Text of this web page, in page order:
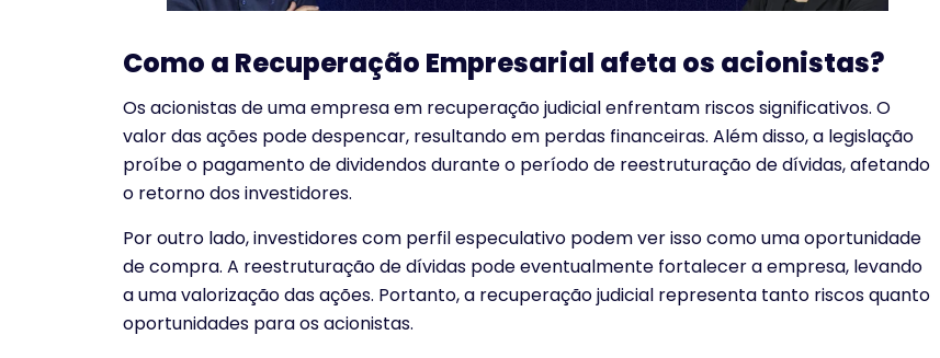
Como a Recuperação Empresarial afeta os acionistas?
Os acionistas de uma empresa em recuperação judicial enfrentam riscos significativos. O
valor das ações pode despencar, resultando em perdas financeiras. Além disso, a legislação
proíbe o pagamento de dividendos durante o período de reestruturação de dívidas, afetando
o retorno dos investidores.
Por outro lado, investidores com perfil especulativo podem ver isso como uma oportunidade
de compra. A reestruturação de dívidas pode eventualmente fortalecer a empresa, levando
a uma valorização das ações. Portanto, a recuperação judicial representa tanto riscos quanto
oportunidades para os acionistas.